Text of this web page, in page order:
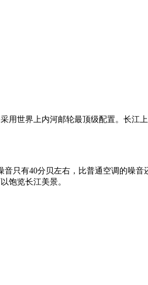
用世界上内河邮轮最顶级配置。长江
只有40分贝左右，比普通空调的噪音
饱览长江美景。